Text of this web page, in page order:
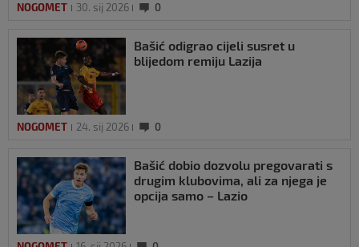
NOGOMET 30. sij 2026 0
Bašić odigrao cijeli susret u
blijedom remiju Lazija
NOGOMET 24. sij 2026 0
Bašić dobio dozvolu pregovarati s
drugim klubovima, ali za njega je
opcija samo – Lazio